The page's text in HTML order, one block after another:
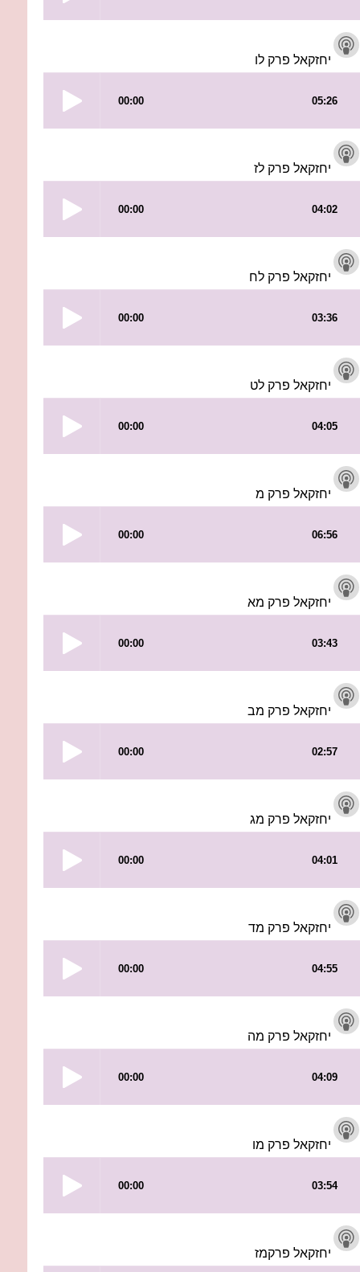
יחזקאל פרק לו
יחזקאל פרק לז
יחזקאל פרק לח
יחזקאל פרק לט
יחזקאל פרק מ
יחזקאל פרק מא
יחזקאל פרק מב
יחזקאל פרק מג
יחזקאל פרק מד
יחזקאל פרק מה
יחזקאל פרק מו
יחזקאל פרקמז